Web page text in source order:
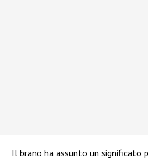
Il brano ha assunto un significato